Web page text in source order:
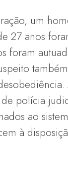
um
27 anos
foram
polícia
ao
à